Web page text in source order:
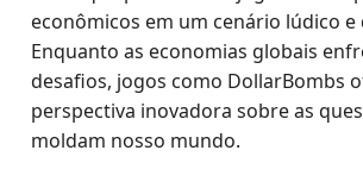
econômicos em um cenário lúdico e
Enquanto as economias globais
desafios, jogos como DollarBombs
perspectiva inovadora sobre as
moldam nosso mundo.